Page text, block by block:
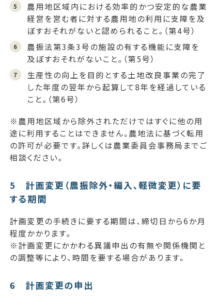
農用地区域内における効率的かつ安定的な農業
経営を営む者に対する農用地の利用に支障を及
ぼすおそれがないと認められること。（第4号）
農振法第3条3号の施設の有する機能に支障を
及ぼすおそれがないこと。（第5号）
生産性の向上を目的とする土地改良事業の完了
した年度の翌年から起算して8年を経過している
こと。（第6号）
※農用地区域から除外されただけではすぐに他の用
途に利用することはできません。農地法に基づく転用
の許可が必要です。詳しくは農業委員会事務局までご
相談ください。
5 計画変更（農振除外・編入、軽微変更）に要
する期間
計画変更の手続きに要する期間は、締切日から6か月
程度かかります。
※計画変更にかかわる異議申出の有無や関係機関と
の調整等により、時間を要する場合があります。
6 計画変更の申出